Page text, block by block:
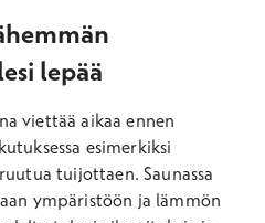
lepää
viettää aikaa ennen
esimerkiksi
tuijottaen. Saunassa
ympäristöön ja lämmön